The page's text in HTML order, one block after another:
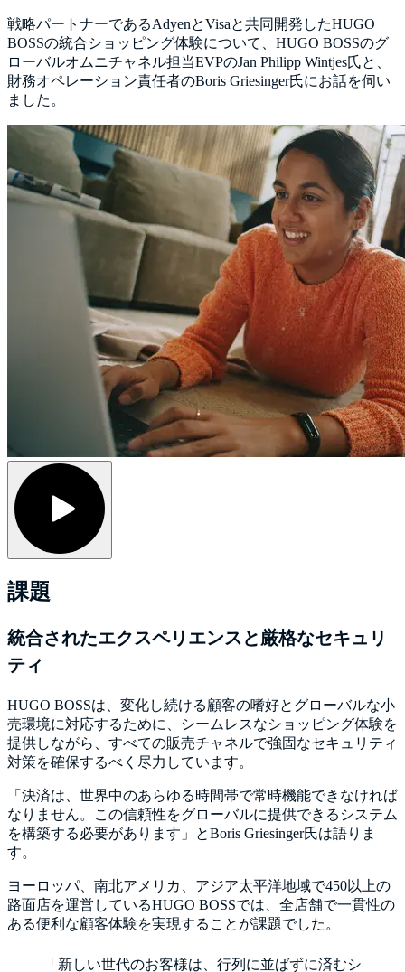
戦略パートナーであるAdyenとVisaと共同開発したHUGO
BOSSの統合ショッピング体験について、HUGO BOSSのグ
ローバルオムニチャネル担当EVPのJan Philipp Wintjes氏と、
財務オペレーション責任者のBoris Griesinger氏にお話を伺い
ました。
課題
統合されたエクスペリエンスと厳格なセキュリ
ティ
HUGO BOSSは、変化し続ける顧客の嗜好とグローバルな小
売環境に対応するために、シームレスなショッピング体験を
提供しながら、すべての販売チャネルで強固なセキュリティ
対策を確保するべく尽力しています。
「決済は、世界中のあらゆる時間帯で常時機能できなければ
なりません。この信頼性をグローバルに提供できるシステム
を構築する必要があります」とBoris Griesinger氏は語りま
す。
ヨーロッパ、南北アメリカ、アジア太平洋地域で450以上の
路面店を運営しているHUGO BOSSでは、全店舗で一貫性の
ある便利な顧客体験を実現することが課題でした。
「新しい世代のお客様は、行列に並ばずに済むシ